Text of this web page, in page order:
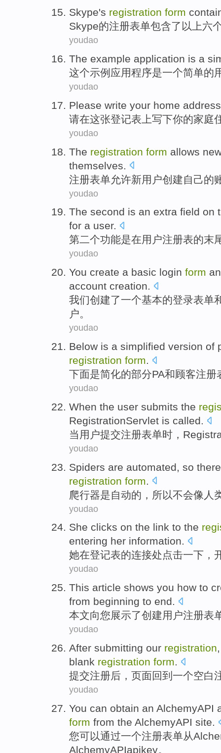
Skype's registration form
Skype的注册表单包含了 以上六
youdao
The example application is a
这个示例 应用程序是一个简单的
youdao
Please write your home address
请在这张登记表 上写下你的家庭
youdao
The registration form allows
themselves
注册表单允许新用户创建自己的
youdao
The second is an extra field on
for a user.
第二个功能是在用户注册表的末
youdao
You create a basic login form
account creation.
我们创建了一个基本的登录表单
户。
youdao
Below is a simplified version of
registration form.
下面是简化的部分PA和顾客注册
youdao
When the user submits the
RegistrationServlet is called.
当 用户提交注册表单时，
youdao
Spiders are automated so there
registration form
爬行器是自动的， 所以不会像人
youdao
She clicks on the link to the
entering her information.
她在登记表的连接处点击一下 ，
youdao
This article shows you how to
from beginning to end.
本文向您展示了创建用户注册表
youdao
After submitting our registration
blank registration form.
提交注册后 ， 页面回到 一个空白
youdao
You can obtain an AlchemyAPI
form from the AlchemyAPI site.
您可以通过一个注册表单从
AlchemyAPIapikey。